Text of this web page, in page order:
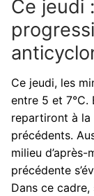
Ce jeudi
Ce jeudi, les
entre 5 et 7°C.
repartiront à
précédents.
milieu
précédente
Dans ce